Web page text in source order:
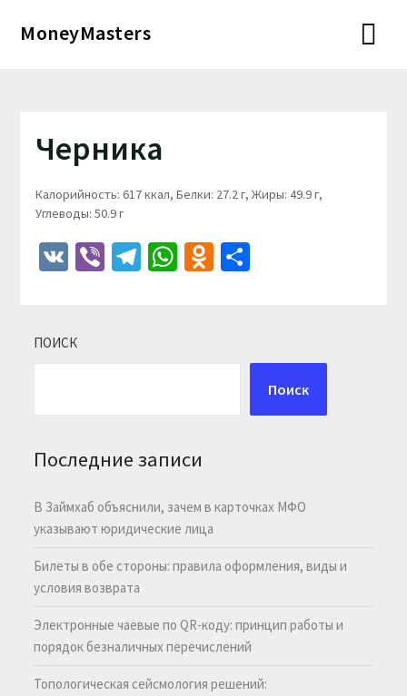
MoneyMasters
Черника
Калорийность: 617 ккал, Белки: 27.2 г, Жиры: 49.9 г,
Углеводы: 50.9 г
VKViberTelegram
WhatsApp
Odnoklassniki
Отправить
ПОИСК
Поиск
Последние записи
В Займхаб объяснили, зачем в карточках МФО
указывают юридические лица
Билеты в обе стороны: правила оформления, виды и
условия возврата
Электронные чаевые по QR-коду: принцип работы и
порядок безналичных перечислений
Топологическая сейсмология решений: